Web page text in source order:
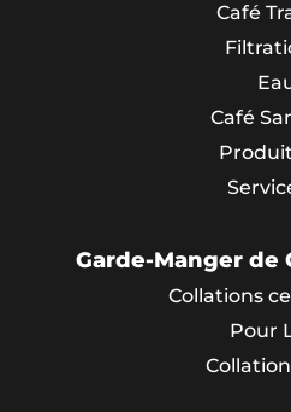
Café
Café
Garde-Manger de
Collations
Pour